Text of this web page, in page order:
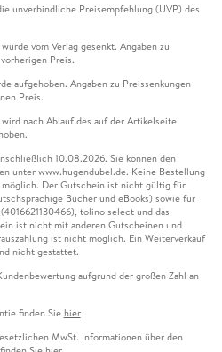
unverbindliche Preisempfehlung (UVP) des
vom Verlag gesenkt. Angaben zu
Preis.
aufgehoben. Angaben zu Preissenkungen
Preis.
nach Ablauf des auf der Artikelseite
10.08.2026. Sie können den
unter www.hugendubel.de. Keine Bestellung
Der Gutschein ist nicht gültig für
Bücher und eBooks) sowie für
tolino select und das
ist nicht mit anderen Gutscheinen und
ist nicht möglich. Ein Weiterverkauf
nicht gestattet.
aufgrund der großen Zahl an
finden Sie hier
MwSt. Informationen über den